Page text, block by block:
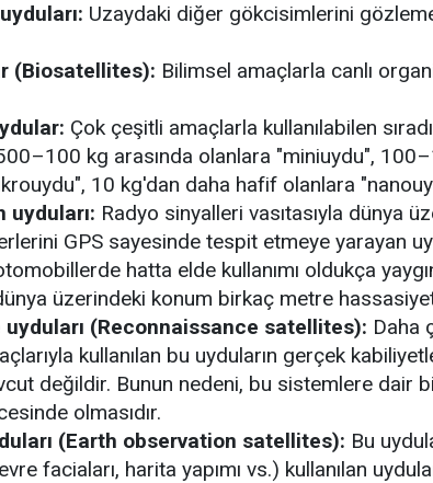
Uzaydaki diğer gökcisimlerini
(Biosatellites): Bilimsel amaçlarla canlı
Çok çeşitli amaçlarla kullanılabilen
kg arasında olanlara "miniuydu",
10 kg'dan daha hafif olanlara
uyduları: Radyo sinyalleri vasıtasıyla dünya
GPS sayesinde tespit etmeye yarayan
hatta elde kullanımı oldukça
üzerindeki konum birkaç metre
(Reconnaissance satellites): Daha
kullanılan bu uyduların gerçek
değildir. Bunun nedeni, bu sistemlere dair
olmasıdır.
(Earth observation satellites): Bu
faciaları, harita yapımı vs.) kullanılan